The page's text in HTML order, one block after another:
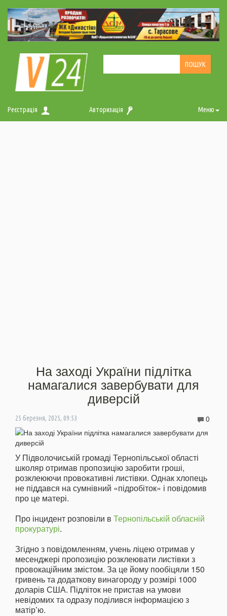
Реєстрація Авторизація Меню
На заході України підлітка
намагалися завербувати для
диверсій
25 березня, 2025, 09:53 0
У Підволочиській громаді Тернопільської області
школяр отримав пропозицію заробити гроші,
розклеюючи провокативні листівки. Однак хлопець
не піддався на сумнівний «підробіток» і повідомив
про це матері.
Про інцидент розповіли в Тернопільській обласній
прокуратурі.
Згідно з повідомленням, учень ліцею отримав у
месенджері пропозицію розклеювати листівки з
провокаційним змістом. За це йому пообіцяли 150
гривень та додаткову винагороду у розмірі 1000
доларів США. Підліток не пристав на умови
невідомих та одразу поділився інформацією з
матір’ю.